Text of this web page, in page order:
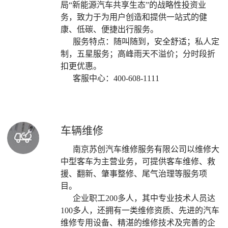
局“新能源汽车共享生态”的战略性投资业
务，致力于为用户创造和提供一站式的健
康、低碳、便捷出行服务。
服务特点：随叫随到，安全舒适；私人定
制，五星服务；高峰雨天不溢价；分时段折
扣更优惠。
客服中心：400-608-1111
车辆维修
南京苏创汽车维修服务有限公司以维修大
中型客车为主营业务，可提供客车维修、救
援、翻新、肇事整修、尾气治理等服务项
目。
企业职工200多人，其中专业技术人员达
100多人，还拥有一类维修资质、先进的汽车
维修专用设备、精湛的维修技术及完善的企